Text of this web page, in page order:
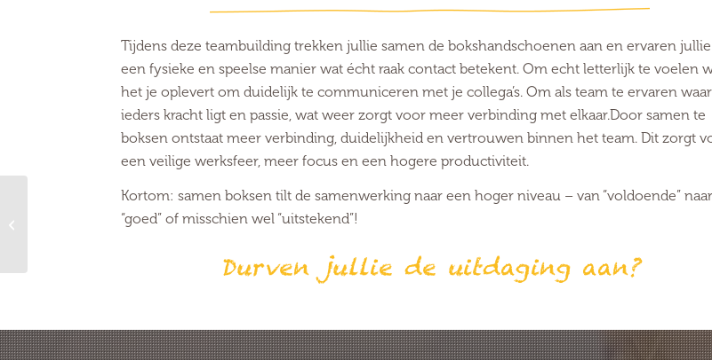
Tijdens deze teambuilding trekken jullie samen de bokshandschoenen aan en ervaren
een fysieke en speelse manier wat écht raak contact betekent. Om echt letterlijk te voelen
het je oplevert om duidelijk te communiceren met je collega’s. Om als team te ervaren waar
ieders kracht ligt en passie, wat weer zorgt voor meer verbinding met elkaar.Door samen te
boksen ontstaat meer verbinding, duidelijkheid en vertrouwen binnen het team. Dit zorgt
een veilige werksfeer, meer focus en een hogere productiviteit.
Kortom: samen boksen tilt de samenwerking naar een hoger niveau – van “voldoende” naar
“goed” of misschien wel “uitstekend”!
Durven jullie de uitdaging aan?
Gathering Natuurlijk